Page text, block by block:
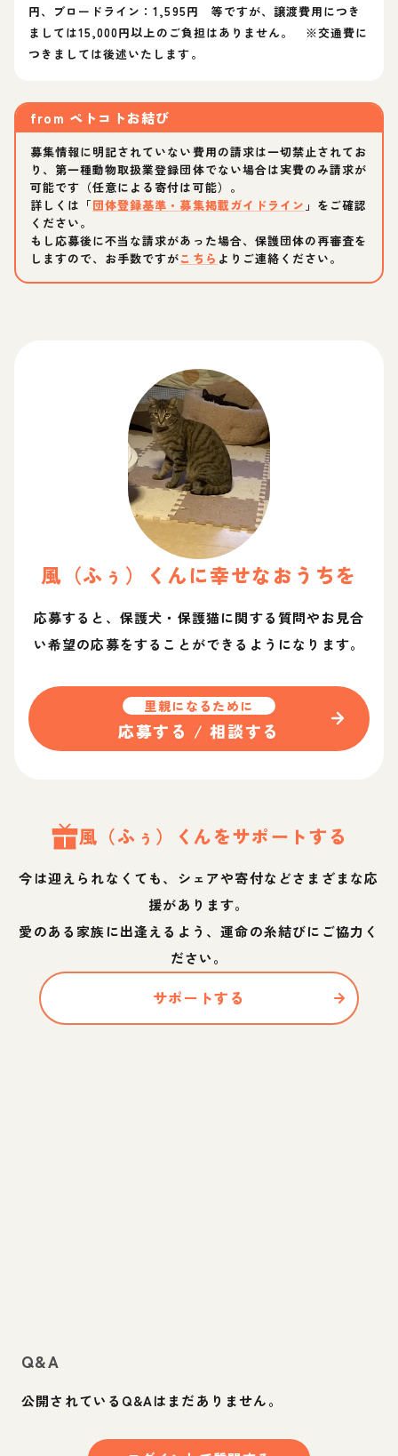
円、ブロードライン：1,595円 等ですが、譲渡費用につき
ましては15,000円以上のご負担はありません。 ※交通費に
つきましては後述いたします。
from ペトコトお結び
募集情報に明記されていない費用の請求は一切禁止されてお
り、第一種動物取扱業登録団体でない場合は実費のみ請求が
可能です（任意による寄付は可能）。
詳しくは「団体登録基準・募集掲載ガイドライン 」をご確認
ください。
もし応募後に不当な請求があった場合、保護団体の再審査を
しますので、お手数ですがこちら よりご連絡ください。
風（ふぅ） くんに幸せなおうちを
応募すると、保護犬・保護猫に関する質問やお見合
い希望の応募をすることができるようになります。
里親になるために
応募する / 相談する
風（ふぅ） くんをサポートする
今は迎えられなくても、シェアや寄付などさまざまな応
援があります。
愛のある家族に出逢えるよう、運命の糸結びにご協力く
ださい。
サポートする
Q&A
公開されているQ&Aはまだありません。